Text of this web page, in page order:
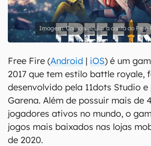
Como vincular a conta do Free
Free Fire (Android | iOS) é um
2017 que tem estilo battle royale,
desenvolvido pela 11dots Studio
Garena. Além de possuir mais de
jogadores ativos no mundo, o
jogos mais baixados nas lojas
de 2020.